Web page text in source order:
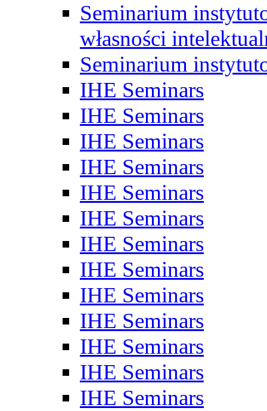
Seminarium
własności
Seminarium
IHE Seminars
IHE Seminars
IHE Seminars
IHE Seminars
IHE Seminars
IHE Seminars
IHE Seminars
IHE Seminars
IHE Seminars
IHE Seminars
IHE Seminars
IHE Seminars
IHE Seminars